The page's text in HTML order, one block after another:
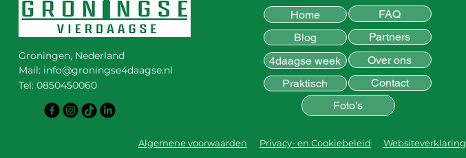
Groningen, Nederland
Mail: info@groningse4daagse.nl
Tel: 0850450060
Home
Blog
4daagse week
Praktisch
FAQ
Partners
Over ons
Contact
Foto's
Algemene voorwaarden Privacy- en Cookiebeleid Websiteverklaring